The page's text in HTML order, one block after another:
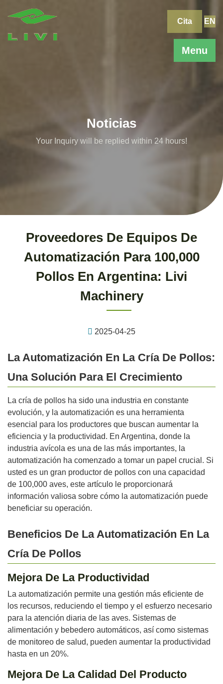
Menu
Cita EN
Noticias
Your Inquiry will be replied within 24 hours!
Proveedores De Equipos De
Automatización Para 100,000
Pollos En Argentina: Livi
Machinery
2025-04-25
La Automatización En La Cría De Pollos:
Una Solución Para El Crecimiento
La cría de pollos ha sido una industria en constante
evolución, y la automatización es una herramienta
esencial para los productores que buscan aumentar la
eficiencia y la productividad. En Argentina, donde la
industria avícola es una de las más importantes, la
automatización ha comenzado a tomar un papel crucial. Si
usted es un gran productor de pollos con una capacidad
de 100,000 aves, este artículo le proporcionará
información valiosa sobre cómo la automatización puede
beneficiar su operación.
Beneficios De La Automatización En La
Cría De Pollos
Mejora De La Productividad
La automatización permite una gestión más eficiente de
los recursos, reduciendo el tiempo y el esfuerzo necesario
para la atención diaria de las aves. Sistemas de
alimentación y bebedero automáticos, así como sistemas
de monitoreo de salud, pueden aumentar la productividad
hasta en un 20%.
Mejora De La Calidad Del Producto